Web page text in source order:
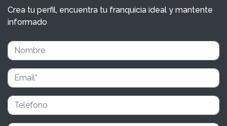
Crea tu perfil, encuentra tu franquicia ideal y mantente
informado